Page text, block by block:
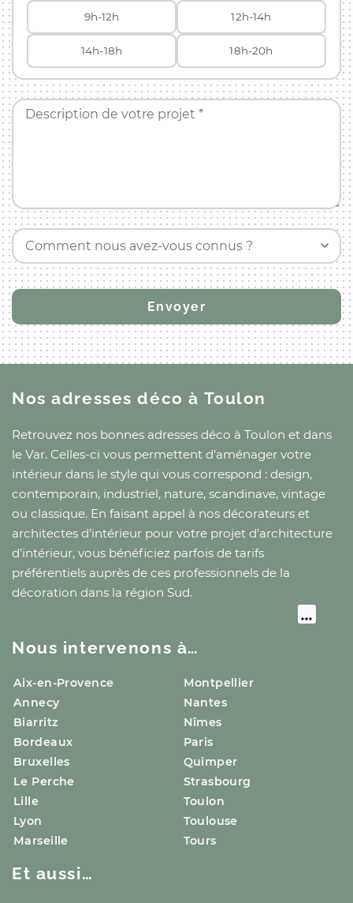
9h-12h 12h-14h
14h-18h 18h-20h
Description de votre projet *
Comment nous avez-vous connus ?
Nos adresses décoà Toulon
Retrouvez nos bonnes adresses déco à Toulon et dans
le Var. Celles-ci vous permettent d’aménager votre
intérieur dans le style qui vous correspond : design,
contemporain, industriel, nature, scandinave, vintage
ou classique. En faisant appel à nos décorateurs et
architectes d’intérieur pour votre projet d’architecture
d’intérieur, vous bénéficiez parfois de tarifs
préférentiels auprès de ces professionnels de la
décoration dans la région Sud.
Nous intervenons à…
Aix-en-Provence
Annecy
Biarritz
Bordeaux
Bruxelles
Le Perche
Lille
Lyon
Marseille
Montpellier
Nantes
Nîmes
Paris
Quimper
Strasbourg
Toulon
Toulouse
Tours
Et aussi…